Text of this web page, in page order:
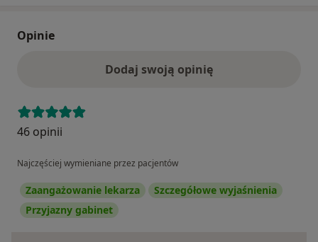
Opinie
Dodaj swoją opinię
46 opinii
Najczęściej wymieniane przez pacjentów
Zaangażowanie lekarza
Szczegółowe wyjaśnienia
Przyjazny gabinet